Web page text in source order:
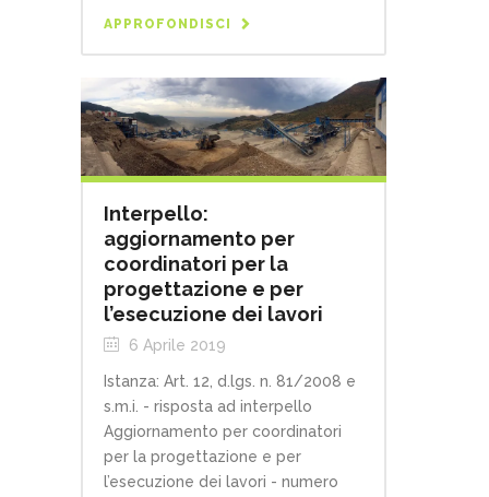
APPROFONDISCI
Interpello:
aggiornamento per
coordinatori per la
progettazione e per
l’esecuzione dei lavori
6 Aprile 2019
Istanza: Art. 12, d.lgs. n. 81/2008 e
s.m.i. - risposta ad interpello
Aggiornamento per coordinatori
per la progettazione e per
l’esecuzione dei lavori - numero